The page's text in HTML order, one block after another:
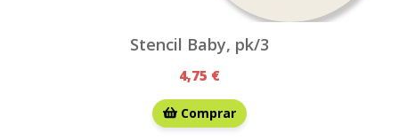
Stencil Baby, pk/3
4,75 €
Comprar